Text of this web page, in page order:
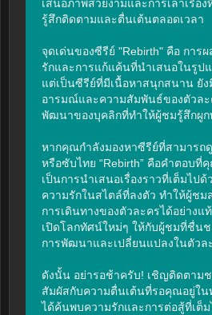
เสนอภาพสวยงามและการเล่าเรื่อ
รู้สึกติดตามและตื่นเต้นตลอดเวลา
จุดเด่นของซีรีย์ "Rebirth" คือ การ
รักและการแก้แค้นที่นำเสนอในรูป
แต่เป็นซีรีย์ที่มีเนื้อหาสนุกสนาน ยั
อารมณ์และความสัมพันธ์ของตัวละ
พัฒนาของบุคลิกที่ทำให้ผู้ชมรู้สึกผู
หากคุณกำลังมองหาซีรีย์ที่สามารถ
หรือซับไทย “Rebirth” คือคำตอบที่
เป็นการนำเสนอเรื่องราวที่เต็มไป
ความรักในสไตล์ที่ลงตัว ทำให้ผู้ชม
การเดินทางของตัวละครได้อย่างแ
เปิดโลกทัศน์ใหม่ๆ ให้กับผู้ชมที่ชื่น
การพัฒนาและเปลี่ยนแปลงในตัวล
ดังนั้น อย่ารอช้าครับ! เชิญติดตามช
สัมผัสกับความตื่นเต้นที่รอคุณอยู่ใ
ได้ค้นพบความรักและการต่อสู้ที่เต็